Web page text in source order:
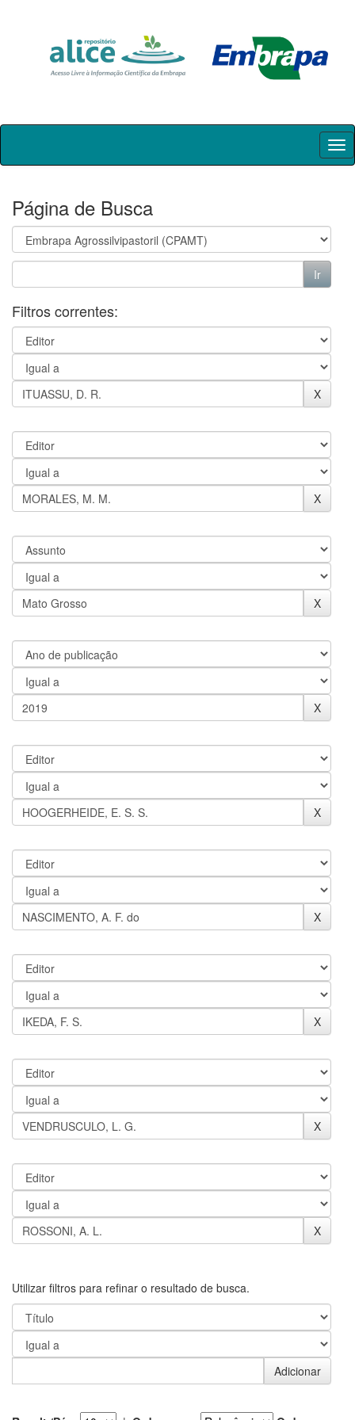
Skip
Página de Busca
Filtros correntes:
Utilizar filtros para refinar o resultado de busca.